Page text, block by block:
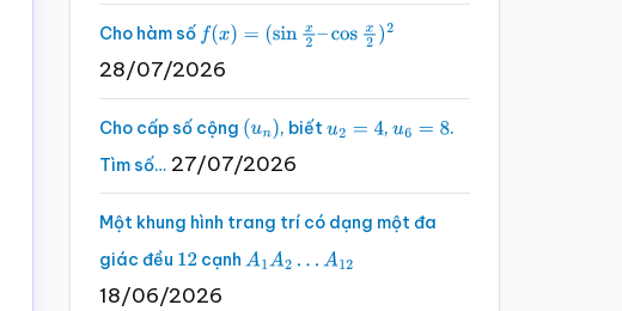
Cho hàm số f(x)=(sinx2 –cosx2 )2
28/07/2026
Cho cấp số cộng (un), biếtu2 =4 , u6 =8
.
Tìm số… 27/07/2026
Một khung hình trang trí có dạng một đa
giác đều 12 cạnh A1A2…A 12
18/06/2026